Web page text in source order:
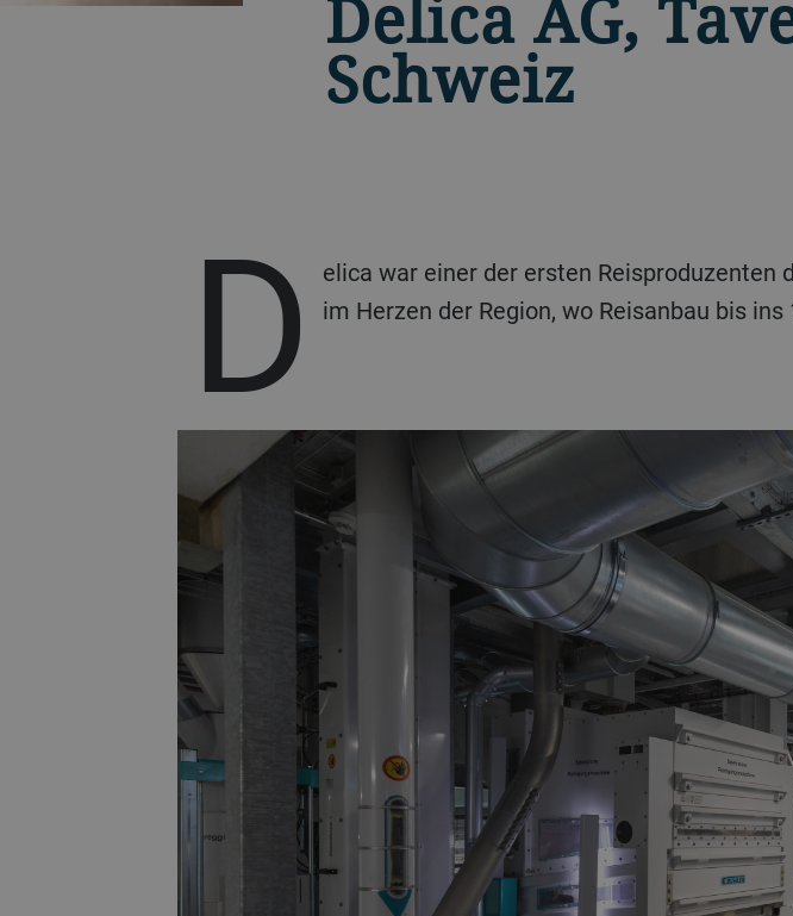
Delica AG,
Schweiz
D
elica war einer der ersten Reisproduzenten
im Herzen der Region, wo Reisanbau bis